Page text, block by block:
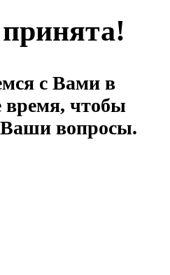
с Вами в
чтобы
Ваши вопросы.